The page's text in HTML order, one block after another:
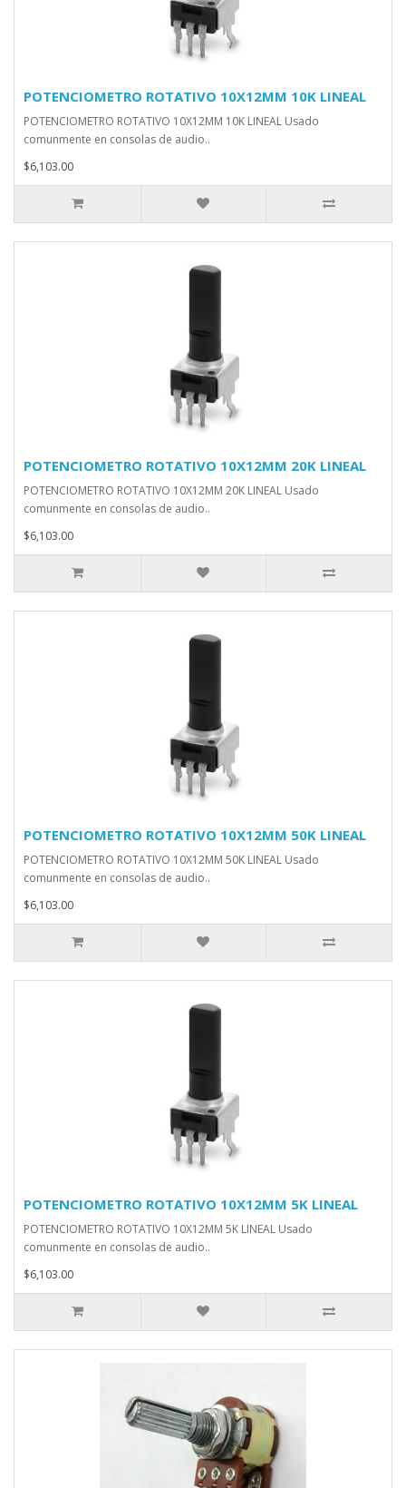
POTENCIOMETRO ROTATIVO 10X12MM 10K LINEAL
POTENCIOMETRO ROTATIVO 10X12MM 10K LINEAL Usado
comunmente en consolas de audio..
$6,103.00
POTENCIOMETRO ROTATIVO 10X12MM 20K LINEAL
POTENCIOMETRO ROTATIVO 10X12MM 20K LINEAL Usado
comunmente en consolas de audio..
$6,103.00
POTENCIOMETRO ROTATIVO 10X12MM 50K LINEAL
POTENCIOMETRO ROTATIVO 10X12MM 50K LINEAL Usado
comunmente en consolas de audio..
$6,103.00
POTENCIOMETRO ROTATIVO 10X12MM 5K LINEAL
POTENCIOMETRO ROTATIVO 10X12MM 5K LINEAL Usado
comunmente en consolas de audio..
$6,103.00